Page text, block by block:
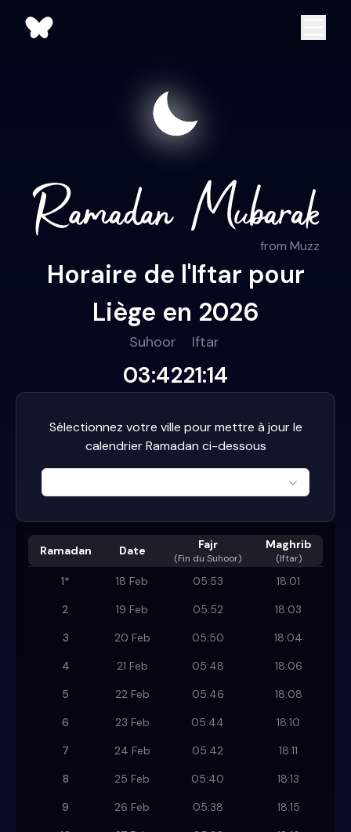
from Muzz
Horaire de l'Iftar pour
Liège en 2026
Suhoor
03:42
Iftar
21:14
Sélectionnez votre ville pour mettre à jour le
calendrier Ramadan ci-dessous
Ramadan Date Fajr
(Fin du Suhoor)
Maghrib
(Iftar)
1* 18 Feb 05:53
18:01
2
19 Feb 05:52
18:03
3
20 Feb 05:50
18:04
4
21 Feb 05:48
18:06
5
22 Feb 05:46
18:08
6
23 Feb 05:44
18:10
7
24 Feb 05:42
18:11
8
25 Feb 05:40
18:13
9
26 Feb 05:38
18:15